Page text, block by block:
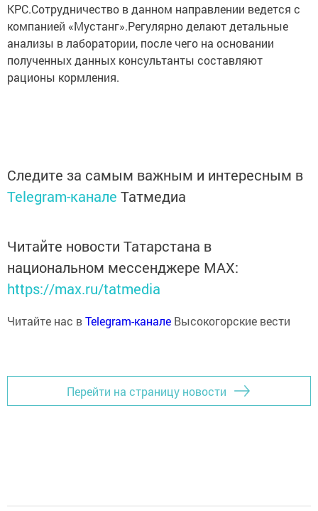
КРС.Сотрудничество в данном направлении ведется с
компанией «Мустанг».Регулярно делают детальные
анализы в лаборатории, после чего на основании
полученных данных консультанты составляют
рационы кормления.
Следите за самым важным и интересным в
Telegram-канале Татмедиа
Читайте новости Татарстана в
национальном мессенджере MАХ:
https://max.ru/tatmedia
Читайте нас вTelegram-канале Высокогорские вести
Перейти на страницу новости